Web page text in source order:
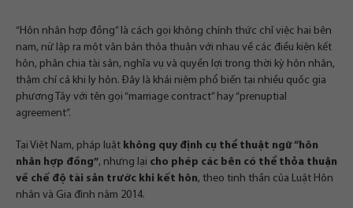
“Hôn nhân hợp đồng” là cách gọi không chính thức chỉ việc hai bên
nam, nữ lập ra một văn bản thỏa thuận với nhau về các điều kiện kết
hôn, phân chia tài sản, nghĩa vụ và quyền lợi trong thời kỳ hôn nhân,
thậm chí cả khi ly hôn. Đây là khái niệm phổ biến tại nhiều quốc gia
phương Tây với tên gọi “marriage contract” hay “prenuptial
agreement”.
Tại Việt Nam, pháp luật không quy định cụ thể thuật ngữ “hôn
nhân hợp đồng”, nhưng lại cho phép các bên có thể thỏa thuận
về chế độ tài sản trước khi kết hôn, theo tinh thần của Luật Hôn
nhân và Gia đình năm 2014.